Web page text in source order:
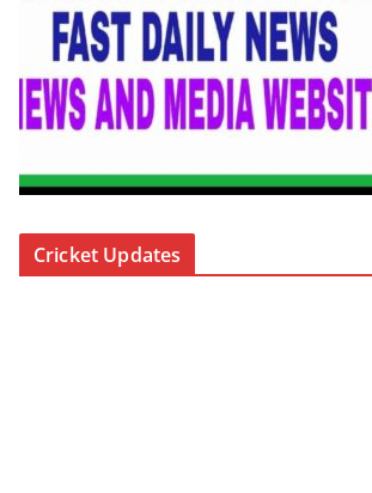
Cricket Updates